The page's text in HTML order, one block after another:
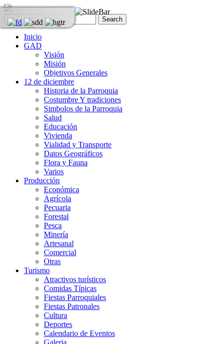
Inicio
GAD
Visión
Misión
Objetivos Generales
12 de diciembre
Historia de la Parroquia
Costumbre Y tradiciones
Simbolos de la Parroquia
Salud
Educación
Vivienda
Vialidad y Transporte
Datos Geográficos
Flora y Fauna
Varios
Producción
Económica
Agrícola
Pecuaria
Forestal
Pesca
Minería
Artesanal
Comercial
Otras
Turismo
Atractivos turísticos
Comidas Típicas
Fiestas Parroquiales
Fiestas Patronales
Cultura
Deportes
Calendario de Eventos
Galeria